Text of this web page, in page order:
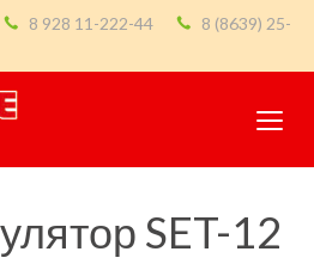
8 928 11-222-44
8 (8639) 25-
SET-12